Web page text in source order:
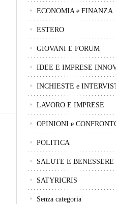
ECONOMIA e FINANZA
ESTERO
GIOVANI E FORUM
IDEE E IMPRESE
INCHIESTE e
LAVORO E IMPRESE
OPINIONI e
POLITICA
SALUTE E BENESSERE
SATYRICRIS
Senza categoria